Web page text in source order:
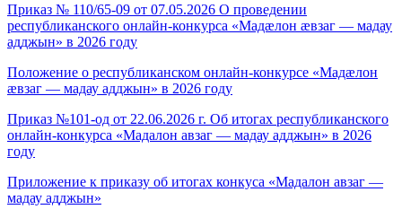
Приказ № 110/65-09 от 07.05.2026 О проведении
республиканского онлайн-конкурса «Мадӕлон ӕвзаг — мадау
адджын» в 2026 году
Положение о республиканском онлайн-конкурсе «Мадæлон
æвзаг — мадау адджын» в 2026 году
Приказ №101-од от 22.06.2026 г. Об итогах республиканского
онлайн-конкурса «Мадалон авзаг — мадау адджын» в 2026
году
Приложение к приказу об итогах конкуса «Мадалон авзаг —
мадау адджын»